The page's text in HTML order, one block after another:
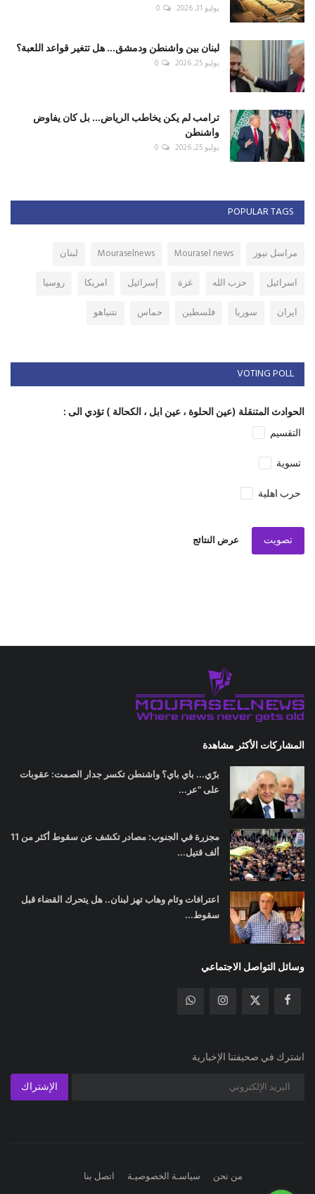
يوليو 31, 2026 0
لبنان بين واشنطن ودمشق... هل تتغير قواعد اللعبة؟
يوليو 25, 2026 0
ترامب لم يكن يخاطب الرياض... بل كان يفاوض
واشنطن
يوليو 25, 2026 0
POPULAR TAGS
مراسل نيوز Mourasel news
Mouraselnews
لبنان
اسرائيل
حزب الله غزة إسرائيل امريكا
روسيا
ايران
سوريا فلسطين حماس نتنياهو
VOTING POLL
الحوادث المتنقلة (عين الحلوة ، عين ابل ، الكحالة ) تؤدي الى :
التقسيم
تسوية
حرب اهلية
تصويت عرض النتائج
المشاركات الأكثر مشاهدة
برّي... باي باي؟ واشنطن تكسر جدار الصمت: عقوبات
على "عر...
مجزرة في الجنوب: مصادر تكشف عن سقوط أكثر من 11
ألف قتيل...
اعترافات وئام وهاب تهز لبنان.. هل يتحرك القضاء قبل
سقوط...
وسائل التواصل الاجتماعي
اشترك في صحيفتنا الإخبارية
الإشتراك
من نحن سياسـة الخصوصيـة اتصل بنا